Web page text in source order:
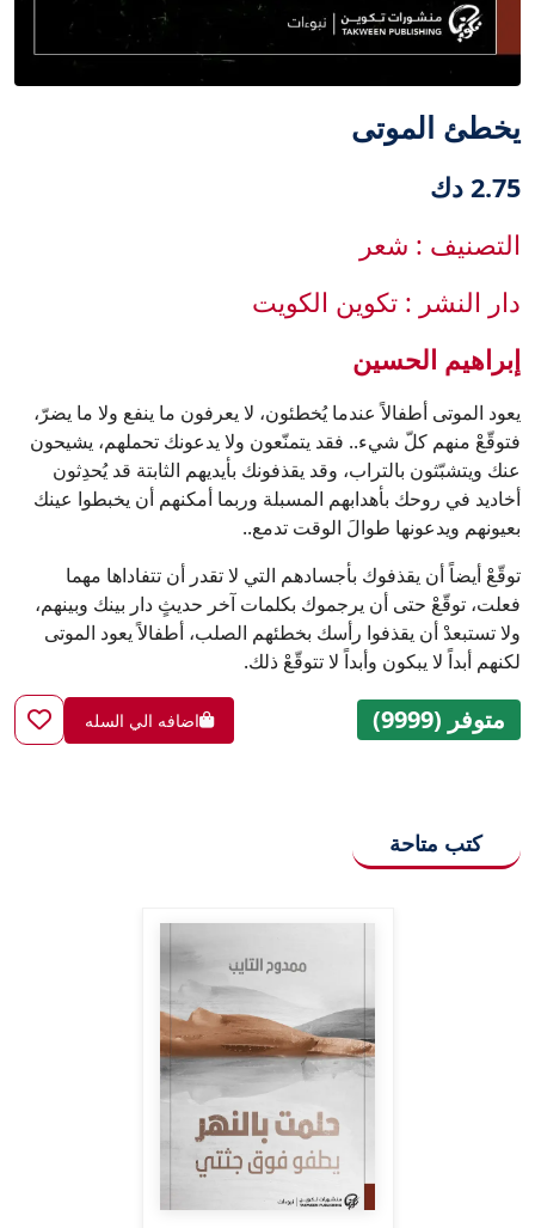
يخطئ الموتى
2.75 دك
التصنيف : شعر
دار النشر : تكوين الكويت
إبراهيم الحسين
يعود الموتى أطفالاً عندما يُخطئون، لا يعرفون ما ينفع ولا ما يضرّ،
فتوقّعْ منهم كلّ شيء.. فقد يتمنّعون ولا يدعونك تحملهم، يشيحون
عنك ويتشبّثون بالتراب، وقد يقذفونك بأيديهم الثابتة قد يُحدِثون
أخاديد في روحك بأهدابهم المسبلة وربما أمكنهم أن يخبطوا عينك
بعيونهم ويدعونها طوالَ الوقت تدمع..
توقّعْ أيضاً أن يقذفوك بأجسادهم التي لا تقدر أن تتفاداها مهما
فعلت، توقّعْ حتى أن يرجموك بكلمات آخر حديثٍ دار بينك وبينهم،
ولا تستبعدْ أن يقذفوا رأسك بخطئهم الصلب، أطفالاً يعود الموتى
لكنهم أبداً لا يبكون وأبداً لا تتوقّعْ ذلك.
متوفر (9999) اضافه الي السله
كتب متاحة